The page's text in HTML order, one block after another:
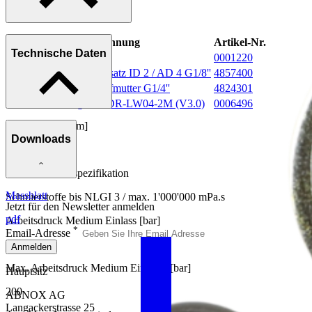
Bezeichnung
Artikel-Nr.
Magnetfeld-Sensor
0001220
Düse mit Kunststoffeinsatz ID 2 / AD 4 G1/8'' 4857400
Z-Gelenk mit Überwurfmutter G1/4''
4824301
Materialdruckregler MDR-LW04-2M (V3.0)
0006496
Technische Daten
Lichte Weite [mm]
Einsatzmediumspezifikation
Schmierstoffe bis NLGI 3 / max. 1'000'000 mPa.s
Arbeitsdruck Medium Einlass [bar]
200
Max. Arbeitsdruck Medium Eingang [bar]
200
Downloads
Massblatt
pdf
Jetzt für den Newsletter anmelden
Email-Adresse *
Anmelden
Hauptsitz
ABNOX AG
Langackerstrasse 25